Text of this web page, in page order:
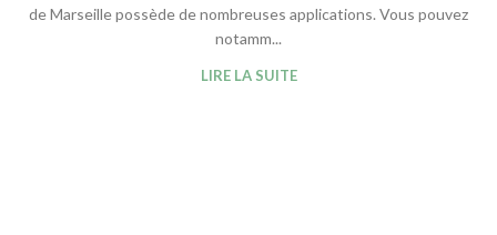
de Marseille possède de nombreuses applications. Vous pouvez
notamm...
LIRE LA SUITE